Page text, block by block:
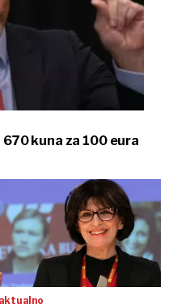
kuna za 100 eura
aktualno